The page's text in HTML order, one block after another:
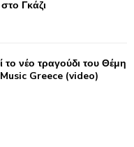
Γκάζι
νέο τραγούδι του Θέμη
Greece (video)